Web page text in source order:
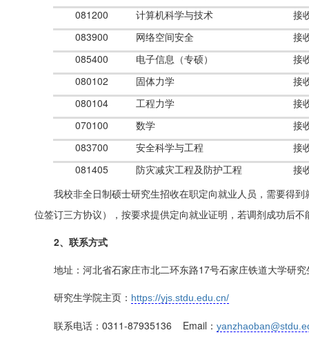
081200
计算机科学与技术
接
083900
网络空间安全
接
085400
电子信息（专硕）
接
080102
固体力学
接
080104
工程力学
接
070100
数学
接
083700
安全科学与工程
接
081405
防灾减灾工程及防护工程
接
我校非全日制硕士研究生招收在职定向就业人员，需要得
位签订三方协议），按要求提供定向就业证明，若调剂成功后
2、 联系方式
地址：河北省石家庄市北二环东路17号石家庄铁道大学
研究生学院主页： https://yjs.stdu.edu.cn/
联系电话：0311-87935136 Email：